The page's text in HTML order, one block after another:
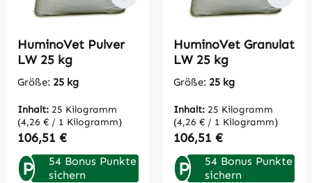
HuminoVet Pulver
LW 25 kg
Größe: 25 kg
Inhalt: 25 Kilogramm
(4,26 € / 1 Kilogramm)
Regulärer Preis:
106,51 €
P
54 Bonus Punkte
sichern
HuminoVet Granulat
LW 25 kg
Größe: 25 kg
Inhalt: 25 Kilogramm
(4,26 € / 1 Kilogramm)
Regulärer Preis:
106,51 €
P
54 Bonus Punkte
sichern